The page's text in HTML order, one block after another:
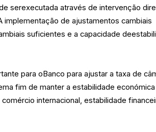
serexecutada através de intervenção
de ajustamentos cambiais
suficientes e a capacidade
para oBanco para ajustar a taxa de
fim de manter a estabilidade económica
internacional, estabilidade